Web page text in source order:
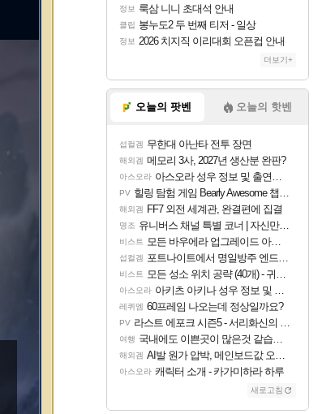
정보 룩삼 니니 초대석 안내
클립 봉누도2 두 번째 티저 - 일상
정보 2026 치지직 이리대회 오픈컵 안내
더보기+
오늘의 팟벤 오늘의 핫벤
섭컬겜 무한대 아난타 전투 장면
해외겜 메모리 3사, 2027년 생산분 완판?
아스오라 아스오라 성우 정보 및 출연작 모음
PV 힐링 탐험 게임 Bearly Awesome 챕터 1 트레일러
해외겜 FF7 외전 세계관, 완결편에 집결
명조 유니버스 채널 특별 코너 | 자신만의 스타일
비스트 모든 바우에라 업그레이드 아이템 획득 위치 공략 (89개)
섭컬겜 포트나이트에서 명일방주 엔드필드 [펠리카] 판매 예정
비스트 모든 성소 위치 공략 (40개) - 귀환한 영혼 도전과제
아스오라 아키츠 아키나 성우 정보 및 주요 필모
레퀴엠 60프레임 나오는데 정상일까요?
PV 라스트 에포크 시즌5 - 서리화신의 분노 티저
여행 국내에도 이쁜곳이 많은것 같습니다
해외겜 AI발 원가 압박, 메인보드값 오르나
아스오라 캐릭터 소개 - 카가미하라 하루
새로고침